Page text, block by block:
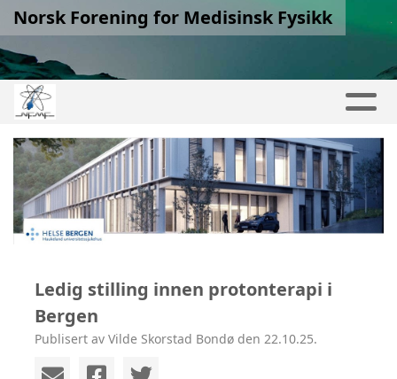
Norsk Forening for Medisinsk Fysikk
Ledig stilling innen protonterapi i
Bergen
Publisert av Vilde Skorstad Bondø den 22.10.25.